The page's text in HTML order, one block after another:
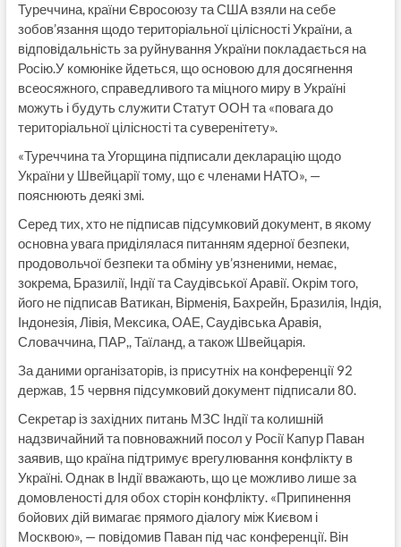
Туреччина, країни Євросоюзу та США взяли на себе
зобов’язання щодо територіальної цілісності України, а
відповідальність за руйнування України покладається на
Росію.У комюніке йдеться, що основою для досягнення
всеосяжного, справедливого та міцного миру в Україні
можуть і будуть служити Статут ООН та «повага до
територіальної цілісності та суверенітету».
«Туреччина та Угорщина підписали декларацію щодо
України у Швейцарії тому, що є членами НАТО», —
пояснюють деякі змі.
Серед тих, хто не підписав підсумковий документ, в якому
основна увага приділялася питанням ядерної безпеки,
продовольчої безпеки та обміну ув’язненими, немає,
зокрема, Бразилії, Індії та Саудівської Аравії. Окрім того,
його не підписав Ватикан, Вірменія, Бахрейн, Бразилія, Індія,
Індонезія, Лівія, Мексика, ОАЕ, Саудівська Аравія,
Словаччина, ПАР,, Таїланд, а також Швейцарія.
За даними організаторів, із присутніх на конференції 92
держав, 15 червня підсумковий документ підписали 80.
Секретар із західних питань МЗС Індії та колишній
надзвичайний та повноважний посол у Росії Капур Паван
заявив, що країна підтримує врегулювання конфлікту в
Україні. Однак в Індії вважають, що це можливо лише за
домовленості для обох сторін конфлікту. «Припинення
бойових дій вимагає прямого діалогу між Києвом і
Москвою», — повідомив Паван під час конференції. Він